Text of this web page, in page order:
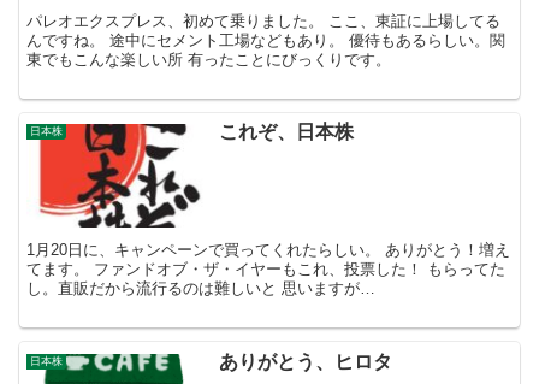
パレオエクスプレス、初めて乗りました。 ここ、東証に上場してる
んですね。 途中にセメント工場などもあり。 優待もあるらしい。関
東でもこんな楽しい所 有ったことにびっくりです。
日本株 これぞ、日本株
1月20日に、キャンペーンで買ってくれたらしい。 ありがとう！増え
てます。 ファンドオブ・ザ・イヤーもこれ、投票した！ もらってた
し。直販だから流行るのは難しいと 思いますが…
日本株 ありがとう、ヒロタ